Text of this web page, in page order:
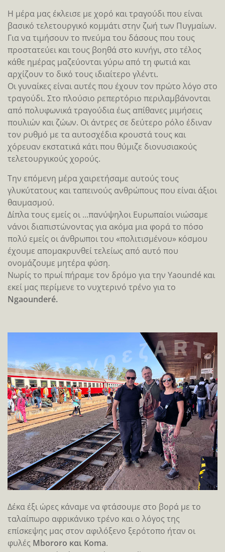
Η μέρα μας έκλεισε με χορό και τραγούδι που είναι
βασικό τελετουργικό κομμάτι στην ζωή των Πυγμαίων.
Για να τιμήσουν το πνεύμα του δάσους που τους
προστατεύει και τους βοηθά στο κυνήγι, στο τέλος
κάθε ημέρας μαζεύονται γύρω από τη φωτιά και
αρχίζουν το δικό τους ιδιαίτερο γλέντι.
Οι γυναίκες είναι αυτές που έχουν τον πρώτο λόγο στο
τραγούδι. Στο πλούσιο ρεπερτόριο περιλαμβάνονται
από πολυφωνικά τραγούδια έως απίθανες μιμήσεις
πουλιών και ζώων. Οι άντρες σε δεύτερο ρόλο έδιναν
τον ρυθμό με τα αυτοσχέδια κρουστά τους και
χόρευαν εκστατικά κάτι που θύμιζε διονυσιακούς
τελετουργικούς χορούς.
Την επόμενη μέρα χαιρετήσαμε αυτούς τους
γλυκύτατους και ταπεινούς ανθρώπους που είναι άξιοι
θαυμασμού.
Δίπλα τους εμείς οι …πανύψηλοι Ευρωπαίοι νιώσαμε
νάνοι διαπιστώνοντας για ακόμα μια φορά το πόσο
πολύ εμείς οι άνθρωποι του «πολιτισμένου» κόσμου
έχουμε απομακρυνθεί τελείως από αυτό που
ονομάζουμε μητέρα φύση.
Νωρίς το πρωί πήραμε τον δρόμο για την Yaoundé και
εκεί μας περίμενε το νυχτερινό τρένο για το
Ngaounderé.
Δέκα έξι ώρες κάναμε να φτάσουμε στο βορά με το
ταλαίπωρο αφρικάνικο τρένο και ο λόγος της
επίσκεψης μας στον αφιλόξενο ξερότοπο ήταν οι
φυλές Mbororo και Koma.